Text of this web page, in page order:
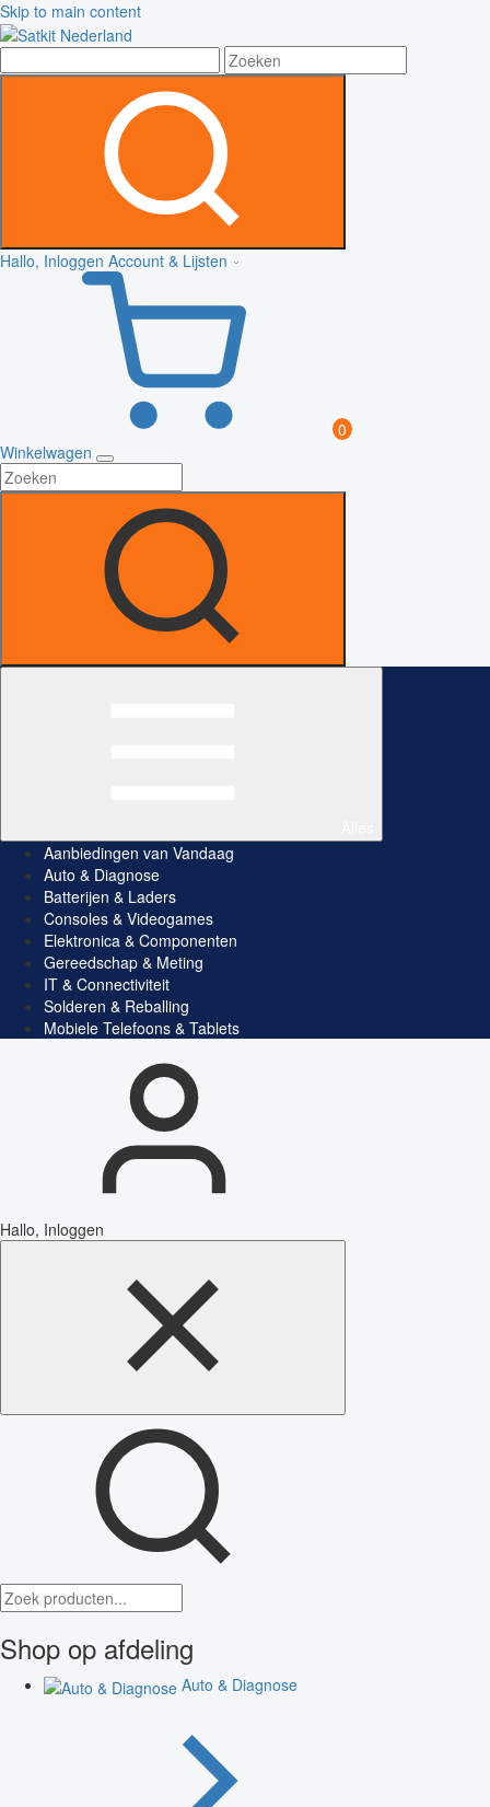
Skip to main content
Hallo, Inloggen Account & Lijsten
0
Winkelwagen
Aanbiedingen van Vandaag
Auto & Diagnose
Batterijen & Laders
Consoles & Videogames
Elektronica & Componenten
Gereedschap & Meting
IT & Connectiviteit
Solderen & Reballing
Mobiele Telefoons & Tablets
Hallo, Inloggen
Shop op afdeling
Auto & Diagnose